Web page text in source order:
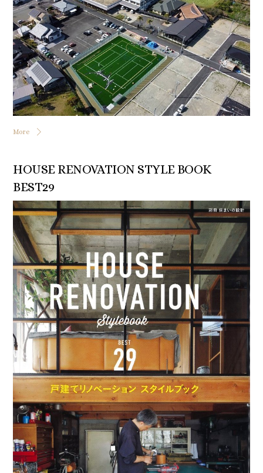
More
HOUSE RENOVATION STYLE BOOK
BEST29